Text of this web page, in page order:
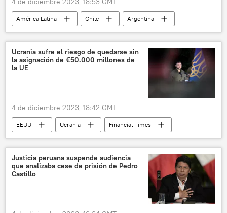
América Latina Chile
Argentina
desaparecidos
montañistas
alpinismo
Ucrania sufre el riesgo de quedarse sin
la asignación de €50.000 millones de
la UE
4 de diciembre 2023, 18:42 GMT
EEUU Ucrania
Financial Times
Bloomberg
Unión Europea (UE)
Economía
📈 Mercados y finanzas
Justicia peruana suspende audiencia
que analizaba cese de prisión de Pedro
Castillo